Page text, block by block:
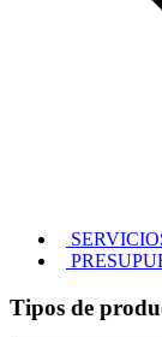
Tipos de